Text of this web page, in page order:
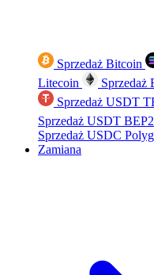
Sprzedaż Bitcoin
Litecoin
Sprzedaż
Sprzedaż USDT
Sprzedaż USDT
Sprzedaż USDC
Zamiana